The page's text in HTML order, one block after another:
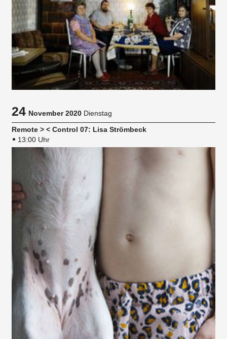
24November 2020 Dienstag
Remote > < Control 07: Lisa Strömbeck
13:00 Uhr